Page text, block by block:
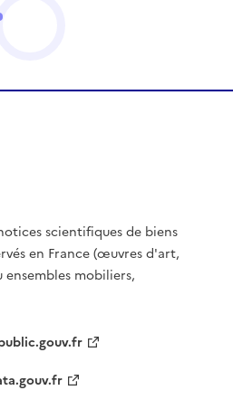
scientifiques de biens
en France (œuvres d'art,
mobiliers,